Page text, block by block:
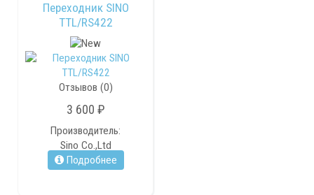
Переходник SINO
TTL/RS422
Отзывов (0)
3 600 ₽
Производитель:
Sino Co.,Ltd
Подробнее